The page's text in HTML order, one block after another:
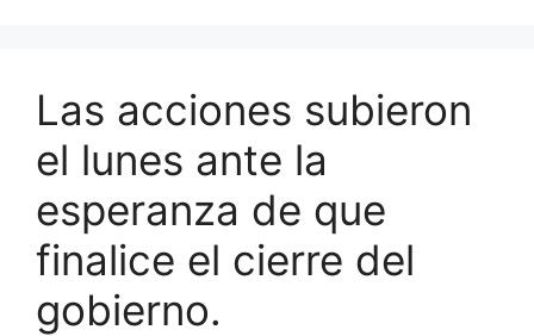
Las acciones subieron
el lunes ante la
esperanza de que
finalice el cierre del
gobierno.